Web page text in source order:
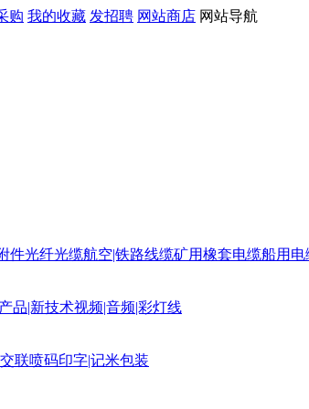
购 我的收藏 发招聘 网站商店 网站导航
件光纤光缆航空|铁路线缆矿用橡套电缆船用电
品|新技术视频|音频|彩灯线
联喷码印字|记米包装